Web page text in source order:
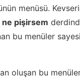
menüsü.
ne pişirsem
bu menüler
oluşan bu